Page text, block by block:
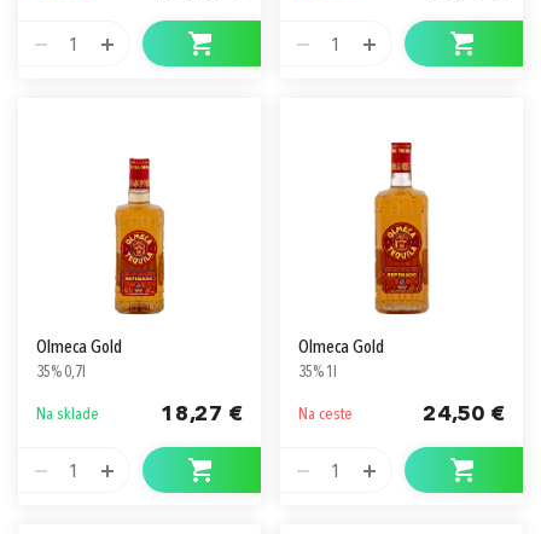
1 1
Olmeca Gold
35% 0,7l
Na sklade 18,27 €
1
Olmeca Gold
35% 1l
Na ceste 24,50 €
1